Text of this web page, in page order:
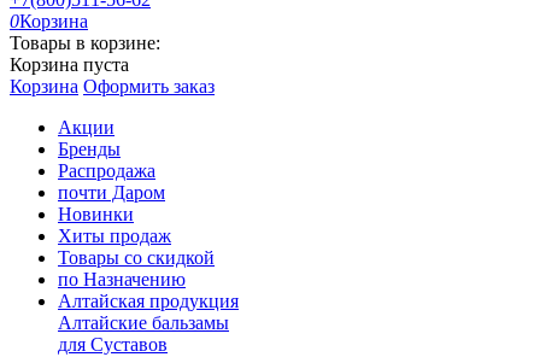
0Корзина
Товары в корзине:
Корзина пуста
Корзина Оформить заказ
Акции
Бренды
Распродажа
почти Даром
Новинки
Хиты продаж
Товары со скидкой
по Назначению
Алтайская продукция
Алтайские бальзамы
для Суставов